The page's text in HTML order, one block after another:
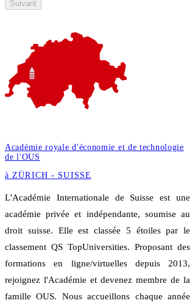
Suivant
Académie royale d'économie et de technologie
de l'OUS
à ZÜRICH - SUISSE
L'Académie Internationale de Suisse est une
académie privée et indépendante, soumise au
droit suisse. Elle est classée 5 étoiles par le
classement QS TopUniversities. Proposant des
formations en ligne/virtuelles depuis 2013,
rejoignez l'Académie et devenez membre de la
famille OUS. Nous accueillons chaque année